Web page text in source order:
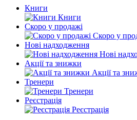
Книги
Книги
Скоро у продажі
Скоро у
Нові надходження
Нові
Акції та знижки
Акції та
Тренери
Тренери
Реєстрація
Реєстрація